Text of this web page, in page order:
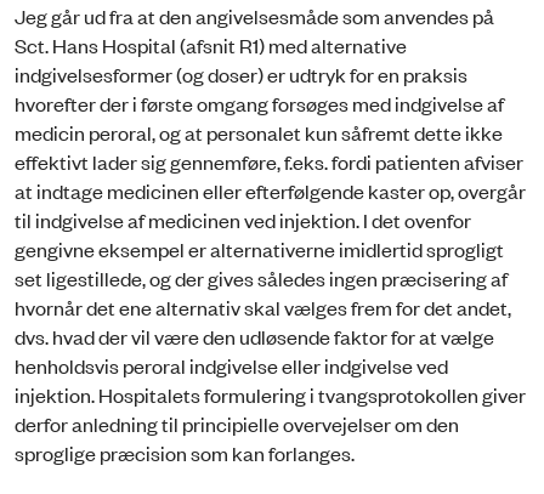
Jeg går ud fra at den angivelsesmåde som anvendes på
Sct. Hans Hospital (afsnit R1) med alternative
indgivelsesformer (og doser) er udtryk for en praksis
hvorefter der i første omgang forsøges med indgivelse af
medicin peroral, og at personalet kun såfremt dette ikke
effektivt lader sig gennemføre, f.eks. fordi patienten afviser
at indtage medicinen eller efterfølgende kaster op, overgår
til indgivelse af medicinen ved injektion. I det ovenfor
gengivne eksempel er alternativerne imidlertid sprogligt
set ligestillede, og der gives således ingen præcisering af
hvornår det ene alternativ skal vælges frem for det andet,
dvs. hvad der vil være den udløsende faktor for at vælge
henholdsvis peroral indgivelse eller indgivelse ved
injektion. Hospitalets formulering i tvangsprotokollen giver
derfor anledning til principielle overvejelser om den
sproglige præcision som kan forlanges.